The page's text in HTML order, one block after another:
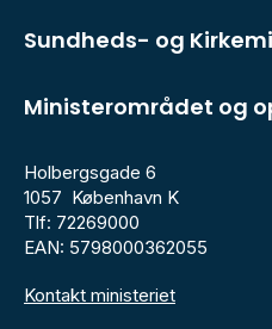
Sundheds- og
Ministerområdet og
Holbergsgade 6
1057 København K
Tlf: 72269000
EAN: 5798000362055
Kontakt ministeriet